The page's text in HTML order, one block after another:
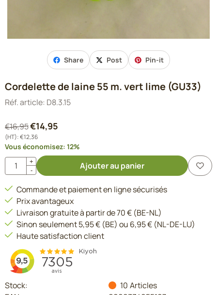
Share Post Pin-it
Cordelette de laine 55 m. vert lime (GU33)
Réf. article: D8.3.15
€16,95€14,95
(HT):€12,36
Vous économisez: 12%
Quantité
+
-
Ajouter au panier
Commande et paiement en ligne sécurisés
Prix avantageux
Livraison gratuite à partir de 70 € (BE-NL)
Sinon seulement 5,95 € (BE) ou 6,95 € (NL-DE-LU)
Haute satisfaction client
Stock: 10 Articles